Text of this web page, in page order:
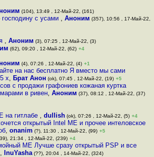
(104), 13:49 , 12-Май-22, (161)
господину с усами , Аноним (357), 10:56 , 17-Май-22,
,Аноним (3), 07:25 , 12-Май-22, (3)
(62), 09:20 , 12-Май-22, (62) +4
(4), 07:26 , 12-Май-22, (4) +1
на нас бесплатно Я вместо мы сами
х, Брат Анон (ok), 07:45 , 12-Май-22, (19) +5
с продажи графониев кожаная куртка
в ривен, Аноним (37), 08:12 , 12-Май-22, (37)
на гитлабе ,dullish (ok), 07:26 , 12-Май-22, (5) +4
открытый Intel ME и прочее интеловское
, onanim (?), 11:30 , 12-Май-22, (99) +5
21:34 , 12-Май-22, (239) +4
ME Лучше сразу открытый PSP и все
, InuYasha(??), 20:04 , 14-Май-22, (324)